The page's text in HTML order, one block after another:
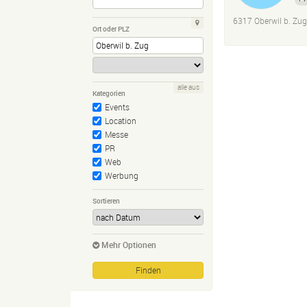
Ort oder PLZ
Kategorien
Events
Location
Messe
PR
Web
Werbung
alle aus
Sortieren
Mehr Optionen
6317 Oberwil b. Zug